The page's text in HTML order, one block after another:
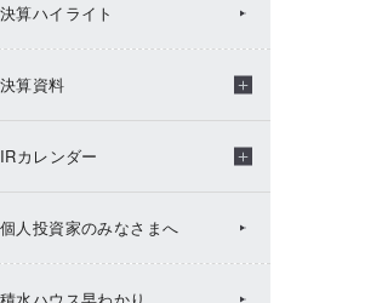
決算ハイライト
決算資料
年度別決算資料
決算短信
説明会資料
IRカレンダー
IRカレンダー（2026年度）
IRカレンダー（2025年度）
個人投資家のみなさまへ